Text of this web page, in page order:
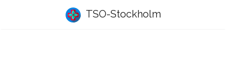
TSO-Stockholm